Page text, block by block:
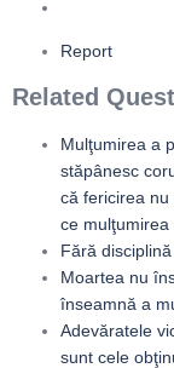
Report
Related
Mulţumirea a
stăpânesc
că fericirea
ce mulţumirea
Fără
Moartea nu
înseamnă a
Adevăratele
sunt cele